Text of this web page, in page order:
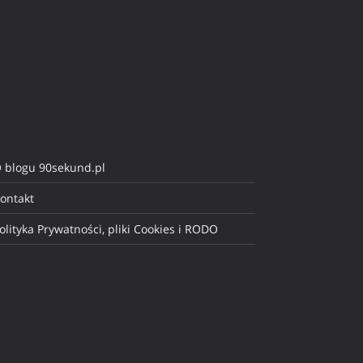
blogu 90sekund.pl
Prywatności, pliki Cookies i RODO